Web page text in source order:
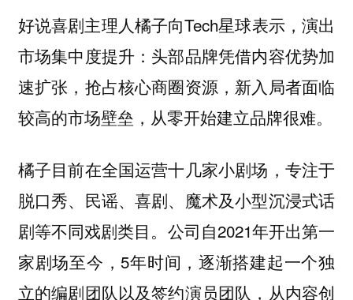
好说喜剧主理人橘子向Tech星球表示，演出
市场集中度提升：头部品牌凭借内容优势加
速扩张，抢占核心商圈资源，新入局者面临
较高的市场壁垒，从零开始建立品牌很难。
橘子目前在全国运营十几家小剧场，专注于
脱口秀、民谣、喜剧、魔术及小型沉浸式话
剧等不同戏剧类目。公司自2021年开出第一
家剧场至今，5年时间，逐渐搭建起一个独
立的编剧团队以及签约演员团队，从内容创